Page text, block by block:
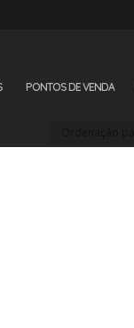
PONTOS DE VENDA